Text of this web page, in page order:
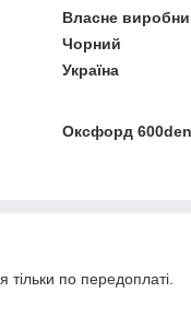
Власне
Чорний
Україна
Оксфорд 600den
тільки по передоплаті.